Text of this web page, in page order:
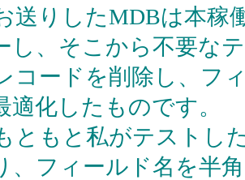
送りしたMDBは本稼
し、そこから不要な
コードを削除し、フ
適化したものです。
ともと私がテストし
、フィールド名を半